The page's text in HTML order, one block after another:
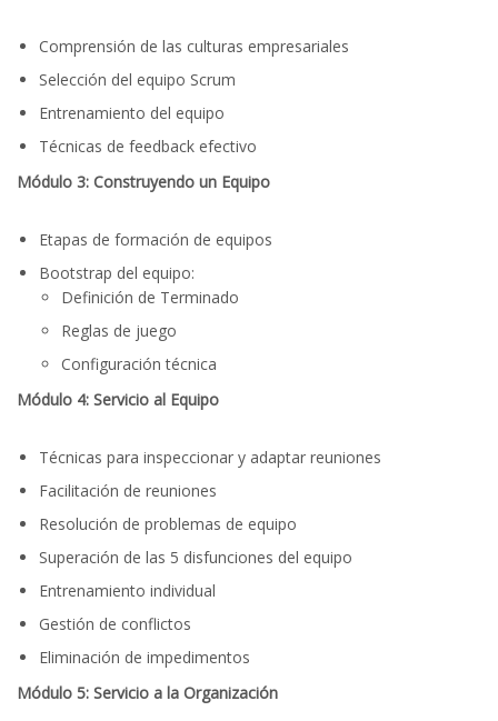
Comprensión de las culturas empresariales
Selección del equipo Scrum
Entrenamiento del equipo
Técnicas de feedback efectivo
Módulo 3: Construyendo un Equipo
Etapas de formación de equipos
Bootstrap del equipo:
Definición de Terminado
Reglas de juego
Configuración técnica
Módulo 4: Servicio al Equipo
Técnicas para inspeccionar y adaptar reuniones
Facilitación de reuniones
Resolución de problemas de equipo
Superación de las 5 disfunciones del equipo
Entrenamiento individual
Gestión de conflictos
Eliminación de impedimentos
Módulo 5: Servicio a la Organización